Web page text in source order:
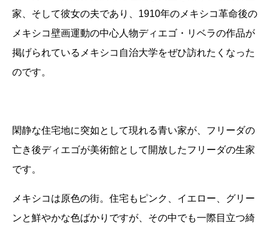
家、そして彼女の夫であり、1910年のメキシコ革命後の
メキシコ壁画運動の中心人物ディエゴ・リベラの作品が
掲げられているメキシコ自治大学をぜひ訪れたくなった
のです。
閑静な住宅地に突如として現れる青い家が、フリーダの
亡き後ディエゴが美術館として開放したフリーダの生家
です。
メキシコは原色の街。住宅もピンク、イエロー、グリー
ンと鮮やかな色ばかりですが、その中でも一際目立つ綺